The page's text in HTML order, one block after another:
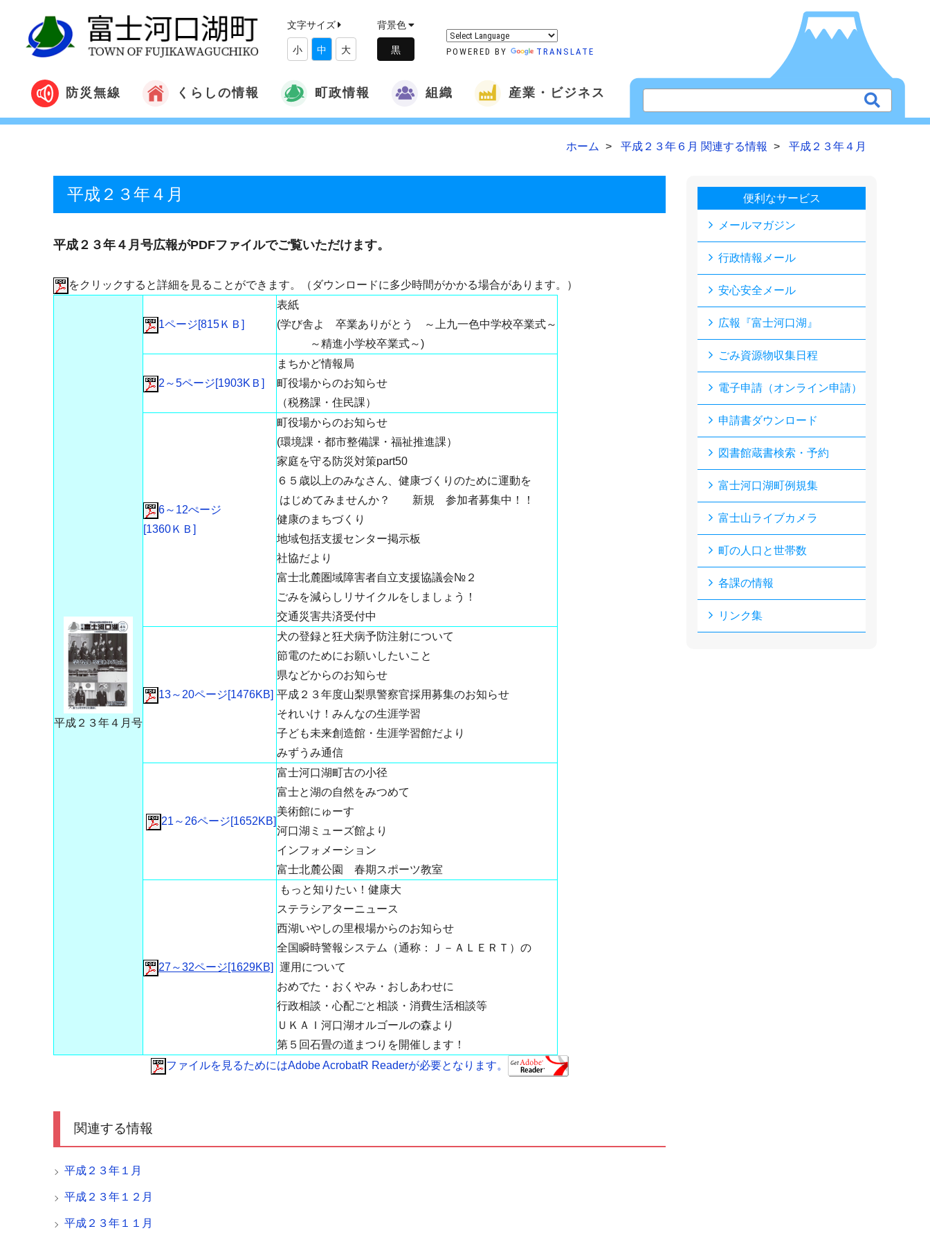
文字サイズ
小 中 大
背景色
POWERED BY TRANSLATE
防災無線 くらしの情報 町政情報 組織 産業・ビジネス
ホーム 平成２３年６月 関連する情報 平成２３年４月
平成２３年４月
平成２３年４月号広報がPDFファイルでご覧いただけます。
をクリックすると詳細を見ることができます。（ダウンロードに多少時間がかかる場合があります。）
平成２３年４月号
1ページ[815ＫＢ]
表紙
(学び舎よ 卒業ありがとう ～上九一色中学校卒業式～
～精進小学校卒業式～)
2～5ページ[1903KＢ]
まちかど情報局
町役場からのお知らせ
（税務課・住民課）
6～12ぺージ
[1360ＫＢ]
町役場からのお知らせ
(環境課・都市整備課・福祉推進課）
家庭を守る防災対策part50
６５歳以上のみなさん、健康づくりのために運動を
はじめてみませんか？ 新規 参加者募集中！！
健康のまちづくり
地域包括支援センター掲示板
社協だより
富士北麓圏域障害者自立支援協議会№２
ごみを減らしリサイクルをしましょう！
交通災害共済受付中
13～20ページ[1476KB]
犬の登録と狂犬病予防注射について
節電のためにお願いしたいこと
県などからのお知らせ
平成２３年度山梨県警察官採用募集のお知らせ
それいけ！みんなの生涯学習
子ども未来創造館・生涯学習館だより
みずうみ通信
21～26ページ[1652KB]
富士河口湖町古の小径
富士と湖の自然をみつめて
美術館にゅーす
河口湖ミューズ館より
インフォメーション
富士北麓公園 春期スポーツ教室
27～32ページ[1629KB]
もっと知りたい！健康大
ステラシアターニュース
西湖いやしの里根場からのお知らせ
全国瞬時警報システム（通称：Ｊ－ＡＬＥＲＴ）の
運用について
おめでた・おくやみ・おしあわせに
行政相談・心配ごと相談・消費生活相談等
ＵＫＡＩ河口湖オルゴールの森より
第５回石畳の道まつりを開催します！
ファイルを見るためにはAdobe AcrobatR Readerが必要となります。
関連する情報
平成２３年１月
平成２３年１２月
平成２３年１１月
便利なサービス
メールマガジン
行政情報メール
安心安全メール
広報『富士河口湖』
ごみ資源物収集日程
電子申請（オンライン申請）
申請書ダウンロード
図書館蔵書検索・予約
富士河口湖町例規集
富士山ライブカメラ
町の人口と世帯数
各課の情報
リンク集